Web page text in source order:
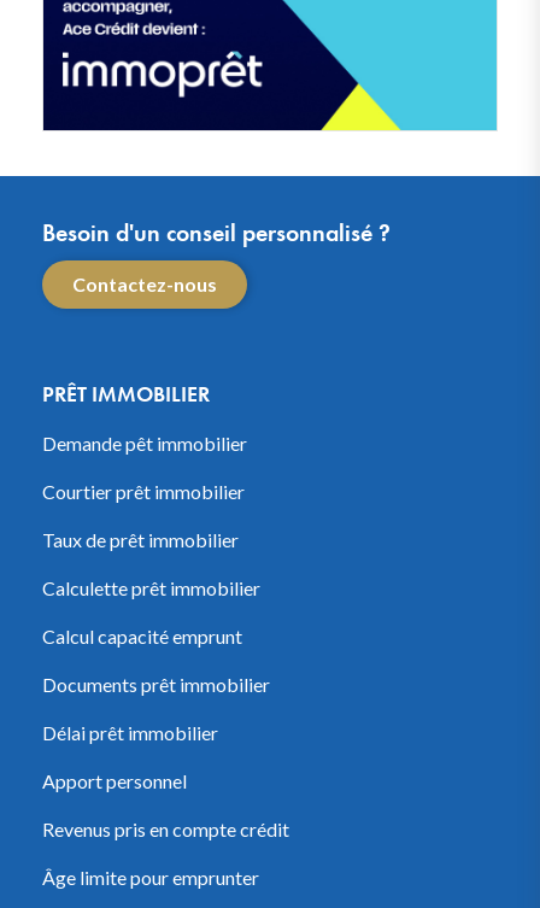
Besoin d'un conseil personnalisé ?
Contactez-nous
PRÊT IMMOBILIER
Demande pêt immobilier
Courtier prêt immobilier
Taux de prêt immobilier
Calculette prêt immobilier
Calcul capacité emprunt
Documents prêt immobilier
Délai prêt immobilier
Apport personnel
Revenus pris en compte crédit
Âge limite pour emprunter